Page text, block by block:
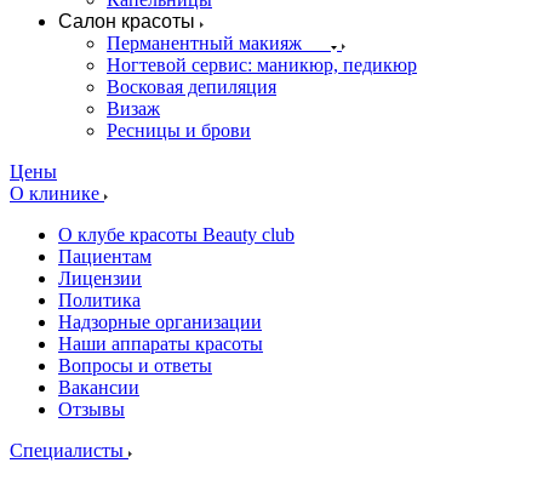
Салон красоты
Перманентный макияж
Ногтевой сервис: маникюр, педикюр
Восковая депиляция
Визаж
Ресницы и брови
Цены
О клинике
О клубе красоты Beauty club
Пациентам
Лицензии
Политика
Надзорные организации
Наши аппараты красоты
Вопросы и ответы
Вакансии
Отзывы
Специалисты